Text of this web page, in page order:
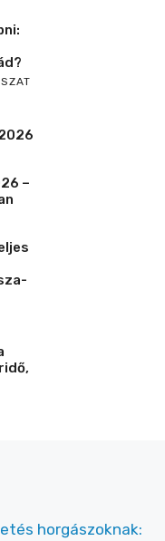
–
horgászoknak: